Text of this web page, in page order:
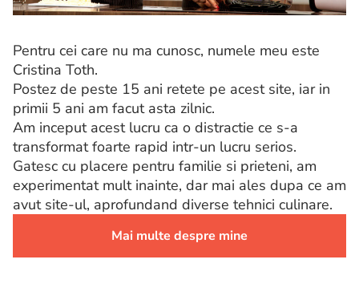
Pentru cei care nu ma cunosc, numele meu este
Cristina Toth.
Postez de peste 15 ani retete pe acest site, iar in
primii 5 ani am facut asta zilnic.
Am inceput acest lucru ca o distractie ce s-a
transformat foarte rapid intr-un lucru serios.
Gatesc cu placere pentru familie si prieteni, am
experimentat mult inainte, dar mai ales dupa ce am
avut site-ul, aprofundand diverse tehnici culinare.
Mai multe despre mine